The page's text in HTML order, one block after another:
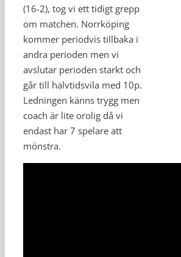
(16-2), tog vi ett tidigt grepp
om matchen. Norrköping
kommer periodvis tillbaka i
andra perioden men vi
avslutar perioden starkt och
går till halvtidsvila med 10p.
Ledningen känns trygg men
coach är lite orolig då vi
endast har 7 spelare att
mönstra.